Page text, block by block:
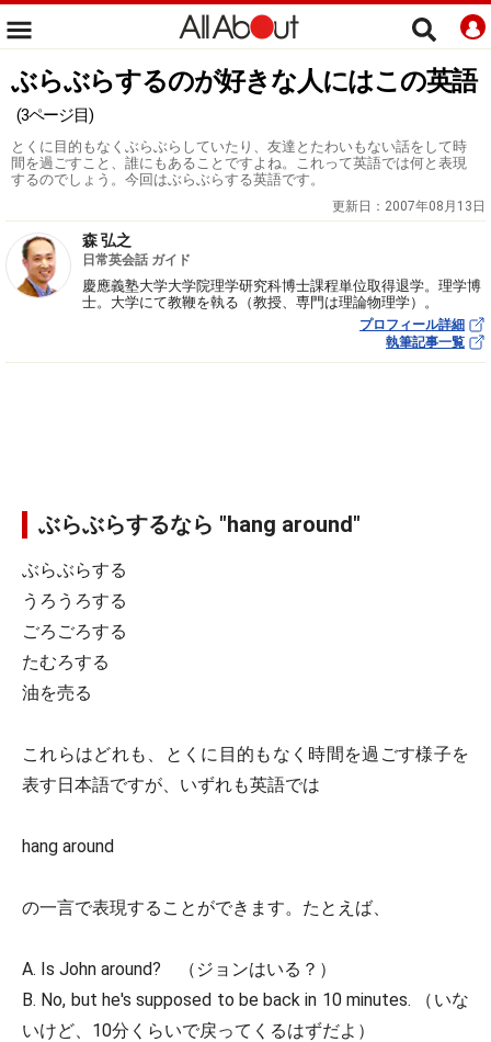
ぶらぶらするのが好きな人にはこの英語
(3ページ目)
とくに目的もなくぶらぶらしていたり、友達とたわいもない話をして時
間を過ごすこと、誰にもあることですよね。これって英語では何と表現
するのでしょう。今回はぶらぶらする英語です。
更新日： 2007年08月13日
森 弘之
日常英会話 ガイド
慶應義塾大学大学院理学研究科博士課程単位取得退学。理学博
士。大学にて教鞭を執る（教授、専門は理論物理学）。
プロフィール詳細
執筆記事一覧
ぶらぶらするなら "hang around"
ぶらぶらする
うろうろする
ごろごろする
たむろする
油を売る
これらはどれも、とくに目的もなく時間を過ごす様子を
表す日本語ですが、いずれも英語では
hang around
の一言で表現することができます。たとえば、
A. Is John around? （ジョンはいる？）
B. No, but he's supposed to be back in 10 minutes. （いな
いけど、10分くらいで戻ってくるはずだよ）